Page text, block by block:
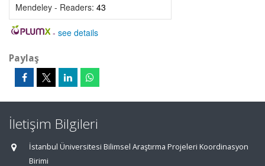
Mendeley - Readers: 43
- see details
Paylaş
İletişim Bilgileri
İstanbul Üniversitesi Bilimsel Araştırma Projeleri Koordinasyon
Birimi